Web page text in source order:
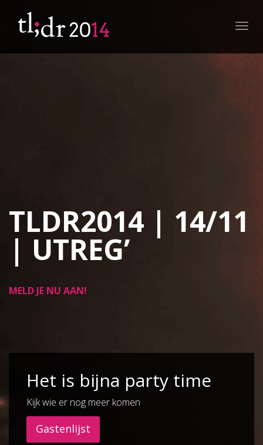
TLDR2014 | 14/11
| UTREG’
MELD JE NU AAN!
Het is bijna party time
Kijk wie er nog meer komen
Gastenlijst